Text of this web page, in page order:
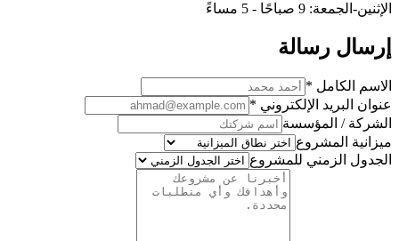
الإثنين-الجمعة: 9 صباحًا - 5 مساءً
إرسال رسالة
الاسم الكامل *
عنوان البريد الإلكتروني *
الشركة / المؤسسة
ميزانية المشروع
الجدول الزمني للمشروع